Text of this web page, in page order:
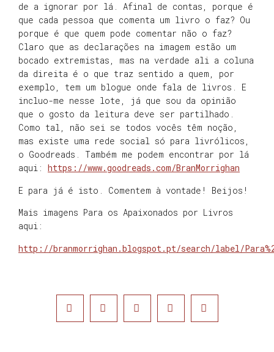
de a ignorar por lá. Afinal de contas, porque é
que cada pessoa que comenta um livro o faz? Ou
porque é que quem pode comentar não o faz?
Claro que as declarações na imagem estão um
bocado extremistas, mas na verdade ali a coluna
da direita é o que traz sentido a quem, por
exemplo, tem um blogue onde fala de livros. E
incluo-me nesse lote, já que sou da opinião
que o gosto da leitura deve ser partilhado.
Como tal, não sei se todos vocês têm noção,
mas existe uma rede social só para livrólicos,
o Goodreads. Também me podem encontrar por lá
aqui: https://www.goodreads.com/BranMorrighan
E para já é isto. Comentem à vontade! Beijos!
Mais imagens Para os Apaixonados por Livros
aqui:
http://branmorrighan.blogspot.pt/search/label/